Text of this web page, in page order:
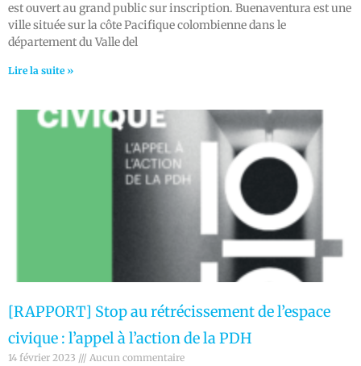
est ouvert au grand public sur inscription. Buenaventura est une
ville située sur la côte Pacifique colombienne dans le
département du Valle del
Lire la suite »
[RAPPORT] Stop au rétrécissement de l’espace
civique : l’appel à l’action de la PDH
14 février 2023 Aucun commentaire